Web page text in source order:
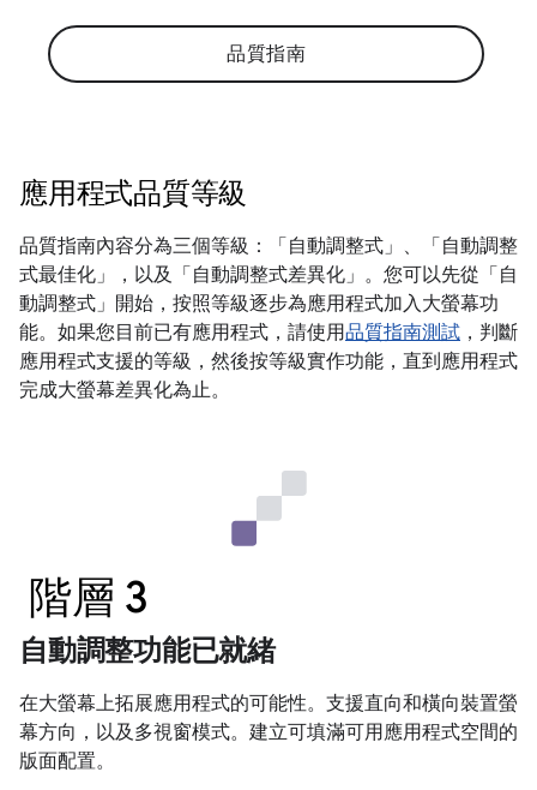
品質指南
應用程式品質等級
品質指南內容分為三個等級：「自動調整式」 、「自動調整
式最佳化」
，以及「自動調整式差異化」 。您可以先從「自
動調整式」 開始，按照等級逐步為應用程式加入大螢幕功
能。如果您目前已有應用程式，請使用品質指南測試 ，判斷
應用程式支援的等級，然後按等級實作功能，直到應用程式
完成大螢幕差異化為止。
階層 3
自動調整功能已就緒
在大螢幕上拓展應用程式的可能性。支援直向和橫向裝置螢
幕方向，以及多視窗模式。建立可填滿可用應用程式空間的
版面配置。